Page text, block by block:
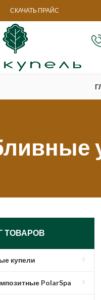
СКАЧАТЬ ПРАЙС
ТОВАРОВ
купели
PolarSpa